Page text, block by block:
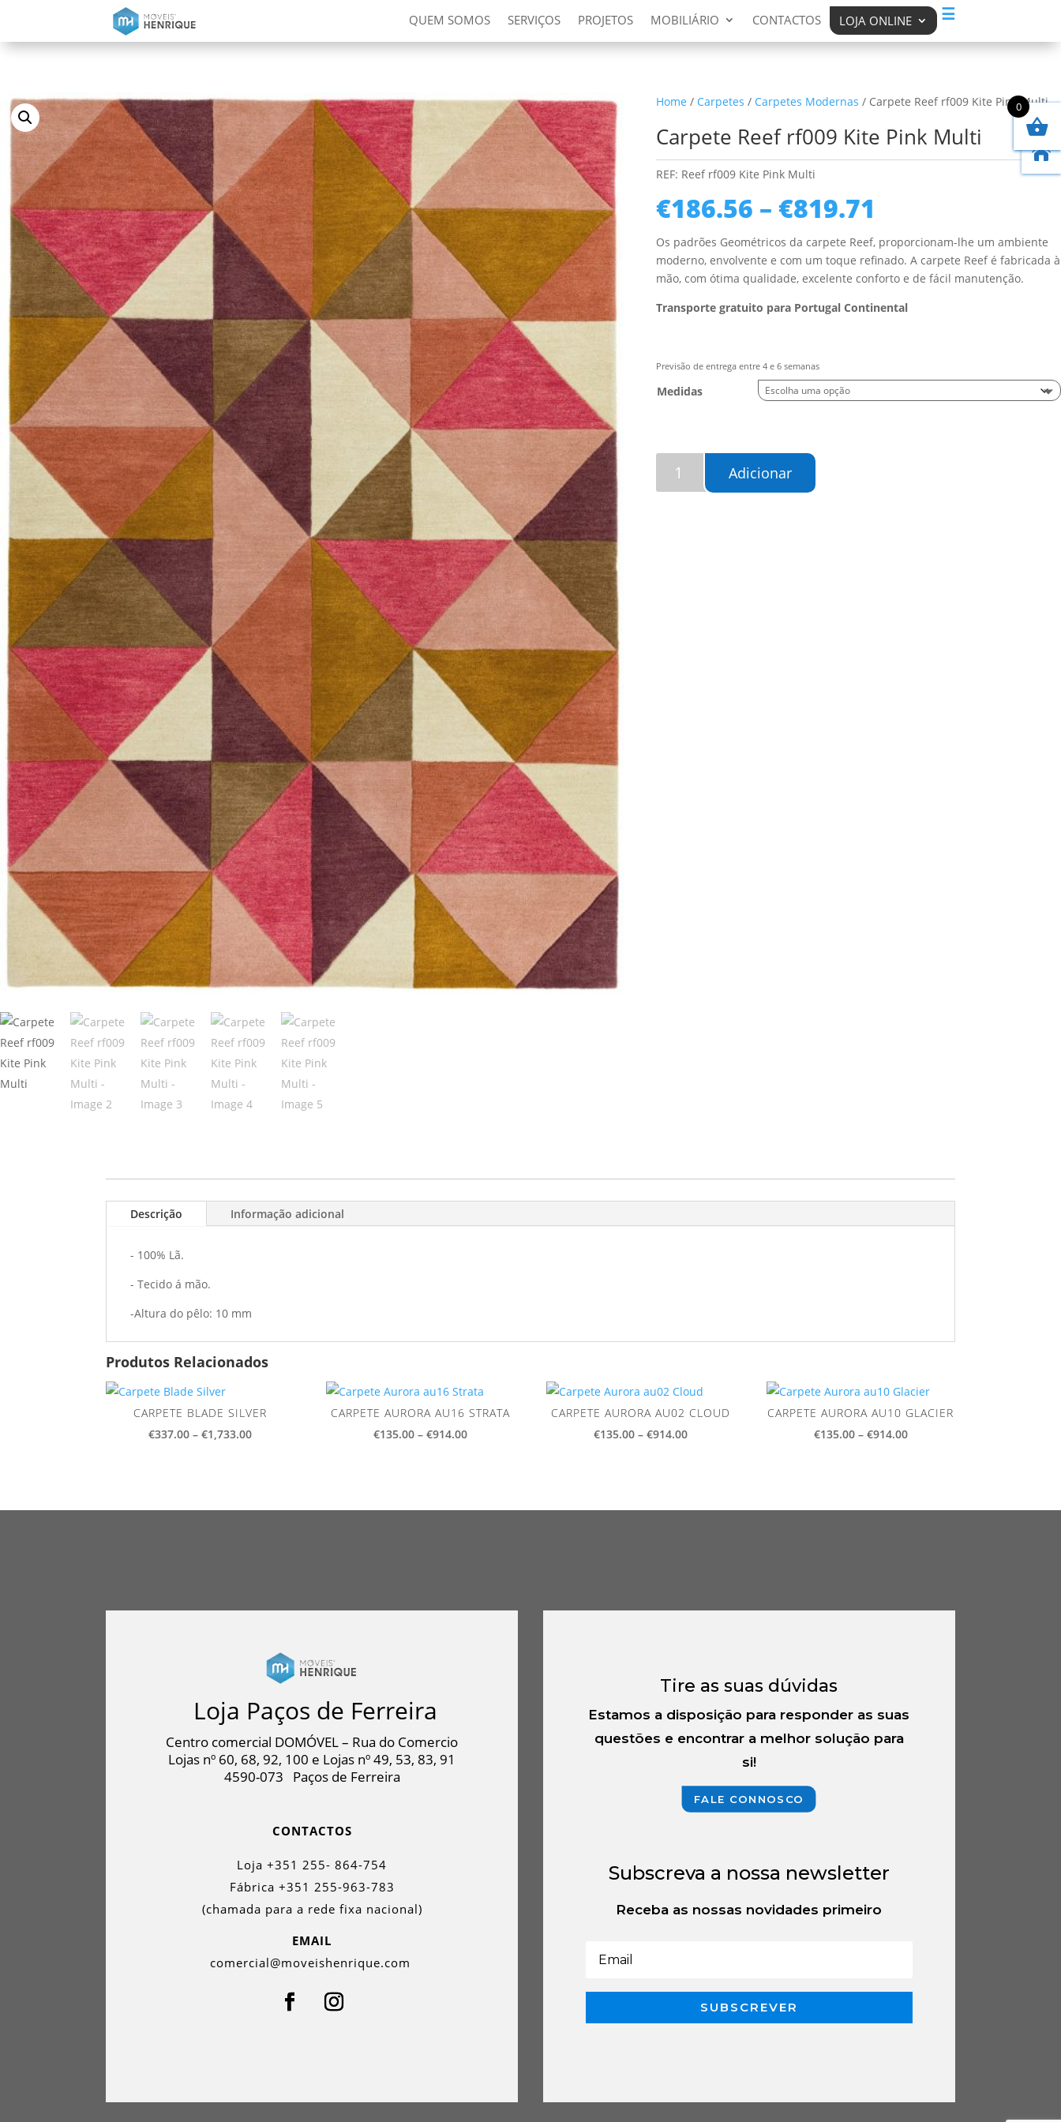
QUEM SOMOS SERVIÇOS PROJETOS MOBILIÁRIO CONTACTOS LOJA ONLINE ☰
Home / Carpetes / Carpetes Modernas / Carpete Reef rf009 Kite Pink Multi
Carpete Reef rf009 Kite Pink Multi
REF: Reef rf009 Kite Pink Multi
€186.56 – €819.71
€186.56
through
€819.71
Os padrões Geométricos da carpete Reef, proporcionam-lhe um ambiente
moderno, envolvente e com um toque refinado. A carpete Reef é fabricada à
mão, com ótima qualidade, excelente conforto e de fácil manutenção.
Transporte gratuito para Portugal Continental
Previsão de entrega entre 4 e 6 semanas
Medidas
Adicionar
Descrição Informação adicional
- 100% Lã.
- Tecido á mão.
-Altura do pêlo: 10 mm
Produtos Relacionados
CARPETE BLADE SILVER
€337.00 – €1,733.00Price
€1,733.00
CARPETE AURORA AU16 STRATA
€135.00 – €914.00Price
€914.00
CARPETE AURORA AU02 CLOUD
€135.00 – €914.00Price
€914.00
CARPETE AURORA AU10 GLACIER
€135.00 – €914.00Price
€914.00
Loja Paços de Ferreira
Centro comercial DOMÓVEL – Rua do Comercio
Lojas nº 60, 68, 92, 100 e Lojas nº 49, 53, 83, 91
4590-073 Paços de Ferreira
CONTACTOS
Loja +351 255- 864-754
Fábrica +351 255-963-783
(chamada para a rede fixa nacional)
EMAIL
comercial@moveishenrique.com
Tire as suas dúvidas
Estamos a disposição para responder as suas
questões e encontrar a melhor solução para
si!
FALE CONNOSCO
Subscreva a nossa newsletter
Receba as nossas novidades primeiro
SUBSCREVER

0